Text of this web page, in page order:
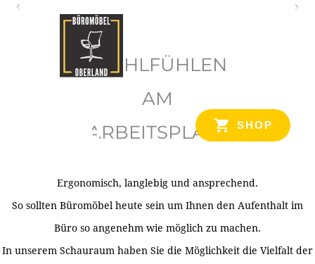
SHOP
WOHLFÜHLEN
AM
ARBEITSPLATZ
Ergonomisch, langlebig und ansprechend.
So sollten Büromöbel heute sein um Ihnen den Aufenthalt im
Büro so angenehm wie möglich zu machen.
In unserem Schauraum haben Sie die Möglichkeit die Vielfalt der